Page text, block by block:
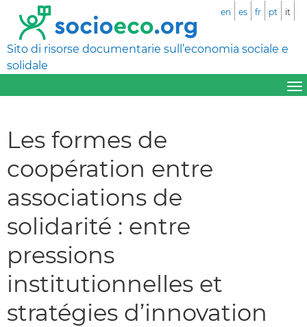
Sito di risorse documentarie sull’economia sociale e
solidale
en es fr pt it
Les formes de
coopération entre
associations de
solidarité : entre
pressions
institutionnelles et
stratégies d’innovation